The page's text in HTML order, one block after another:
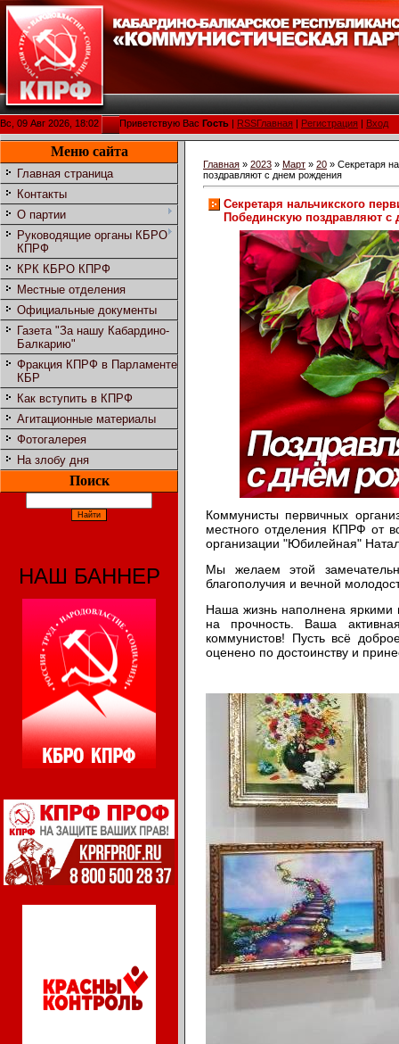
Вс, 09 Авг 2026, 18:02 Приветствую Вас Гость RSSГлавная Регистрация Вход
Меню сайта
Главная страница
Контакты
О партии
Руководящие органы КБРО
КПРФ
КРК КБРО КПРФ
Местные отделения
Официальные документы
Газета "За нашу Кабардино-
Балкарию"
Фракция КПРФ в Парламенте
КБР
Как вступить в КПРФ
Агитационные материалы
Фотогалерея
На злобу дня
Поиск
НАШ БАННЕР
Главная » 2023 » Март » 20 » Секретаря
поздравляют с днем рождения
Секретаря нальчикского
Побединскую поздравляют с
Коммунисты первичных
местного отделения КПРФ от
организации "Юбилейная"
Мы желаем этой
благополучия и вечной
Наша жизнь наполнена
на прочность. Ваша
коммунистов! Пусть всё
оценено по достоинству и